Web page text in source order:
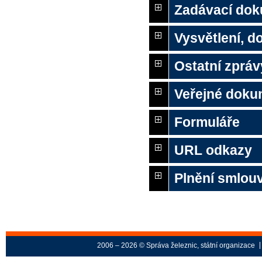
Zadávací
Vysvětlení,
Ostatní
Veřejné
Formuláře
URL odkazy
Plnění
2006 – 2026 © Správa železnic, státní organizace